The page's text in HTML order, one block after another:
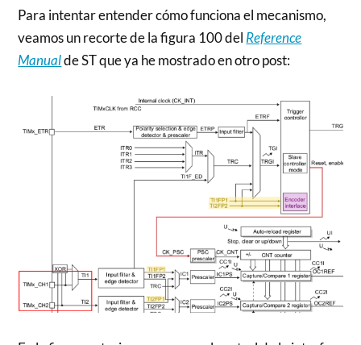
Para intentar entender cómo funciona el mecanismo,
veamos un recorte de la figura 100 del Reference
Manualde ST que ya he mostrado en otro post: